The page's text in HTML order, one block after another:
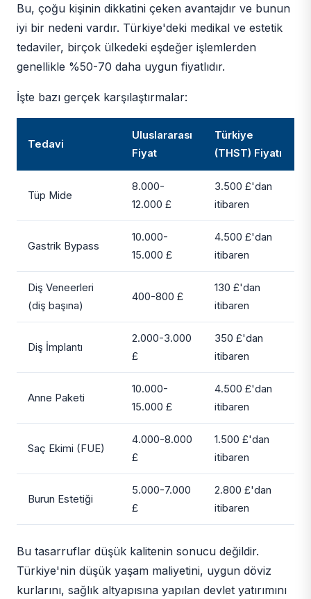
Bu, çoğu kişinin dikkatini çeken avantajdır ve bunun
iyi bir nedeni vardır. Türkiye'deki medikal ve estetik
tedaviler, birçok ülkedeki eşdeğer işlemlerden
genellikle %50-70 daha uygun fiyatlıdır.
İşte bazı gerçek karşılaştırmalar:
Tedavi
Uluslararası
Fiyat
Türkiye
(THST) Fiyatı
Tüp Mide
8.000-
12.000 £
3.500 £'dan
itibaren
Gastrik Bypass
10.000-
15.000 £
4.500 £'dan
itibaren
Diş Veneerleri
(diş başına)
400-800 £
130 £'dan
itibaren
Diş İmplantı
2.000-3.000
£
350 £'dan
itibaren
Anne Paketi
10.000-
15.000 £
4.500 £'dan
itibaren
Saç Ekimi (FUE)
4.000-8.000
£
1.500 £'dan
itibaren
Burun Estetiği
5.000-7.000
£
2.800 £'dan
itibaren
Bu tasarruflar düşük kalitenin sonucu değildir.
Türkiye'nin düşük yaşam maliyetini, uygun döviz
kurlarını, sağlık altyapısına yapılan devlet yatırımını